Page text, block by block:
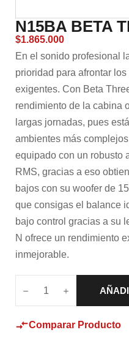
N15BA BETA
$1.865.000
En el sonido profesional
prioridad para afrontar
exigentes. Con Beta
rendimiento de la cabina
largas jornadas, pues
ambientes más
equipado con un robusto
RMS, gracias a eso
bajos con su woofer de
que consigas el balance
bajo control gracias a su
N ofrece un rendimiento
inmejorable.
Comparar Producto